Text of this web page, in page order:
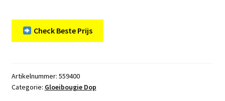
Check Beste Prijs
Artikelnummer: 559400
Categorie: Gloeibougie Dop